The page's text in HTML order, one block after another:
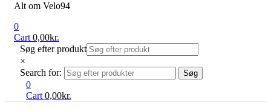
Alt om Velo94
0
Cart 0,00kr.
Søg efter produkt
×
Search for:
Søg
0
Cart 0,00kr.